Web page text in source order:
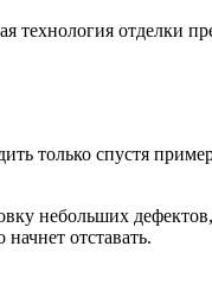
технология отделки
только спустя
небольших
отставать.